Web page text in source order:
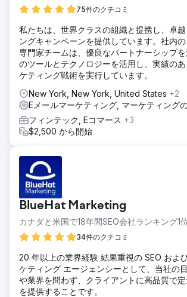
75件のクチコミ
私たちは、世界クラスの組織と提携し、卓
ングキャンペーンを提供しています。社内
専門家チームは、優良なパートナーシップ
のツールとテクノロジーを活用し、実績の
ケティング戦術を実行しています。
New York, New York, United States +2
Eメールマーケティング, マーケティング
フィンテック, Eコマース +3
$2,500 から開始
BlueHat Marketing
カナダと米国で18年間SEO会社ランキング1
34件のクチコミ
20 年以上の業界経験 結果重視の SEO およ
ケティング エージェンシーとして、当社の
や業界を問わず、クライアントに高品質で
を提供することです。